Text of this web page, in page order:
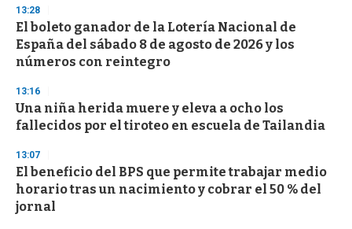
13:28
El boleto ganador de la Lotería Nacional de
España del sábado 8 de agosto de 2026 y los
números con reintegro
13:16
Una niña herida muere y eleva a ocho los
fallecidos por el tiroteo en escuela de Tailandia
13:07
El beneficio del BPS que permite trabajar medio
horario tras un nacimiento y cobrar el 50 % del
jornal